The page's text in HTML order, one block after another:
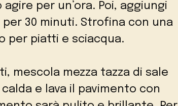
per un’ora. Poi, aggiungi
30 minuti. Strofina con una
per piatti e sciacqua.
mescola mezza tazza di sale
e lava il pavimento con